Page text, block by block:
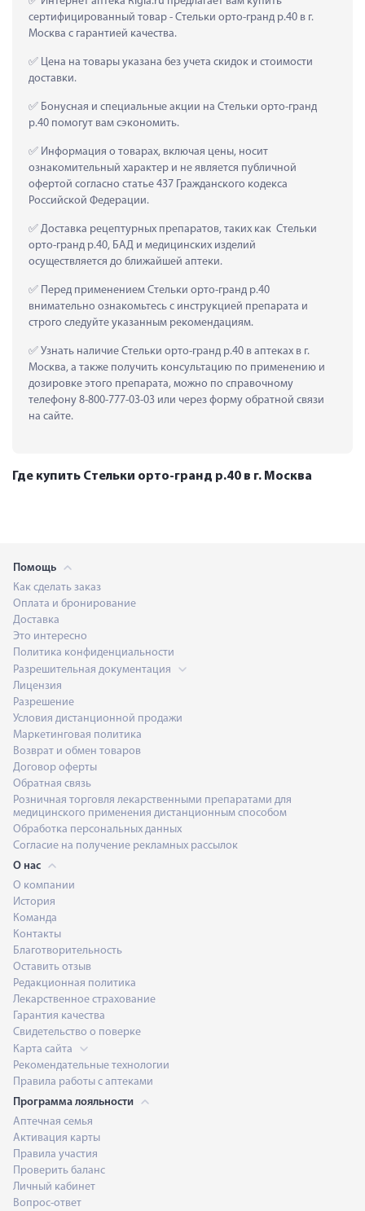
сертифицированный товар - Стельки орто-гранд р.40 в г.
Москва с гарантией качества.
Цена на товары указана без учета скидок и стоимости
доставки.
Бонусная и специальные акции на Стельки орто-гранд
р.40 помогут вам сэкономить.
Информация о товарах, включая цены, носит
ознакомительный характер и не является публичной
офертой согласно статье 437 Гражданского кодекса
Российской Федерации.
Доставка рецептурных препаратов, таких как  Стельки
орто-гранд р.40, БАД и медицинских изделий
осуществляется до ближайшей аптеки.
Перед применением Стельки орто-гранд р.40
внимательно ознакомьтесь с инструкцией препарата и
строго следуйте указанным рекомендациям.
Узнать наличие Стельки орто-гранд р.40 в аптеках в г.
Москва, а также получить консультацию по применению и
дозировке этого препарата, можно по справочному
телефону 8-800-777-03-03 или через форму обратной связи
на сайте.
Где купить Стельки орто-гранд р.40 в г. Москва
Помощь
Как сделать заказ
Оплата и бронирование
Доставка
Это интересно
Политика конфиденциальности
Разрешительная документация
Лицензия
Разрешение
Условия дистанционной продажи
Маркетинговая политика
Возврат и обмен товаров
Договор оферты
Обратная связь
Розничная торговля лекарственными препаратами для
медицинского применения дистанционным способом
Обработка персональных данных
Согласие на получение рекламных рассылок
О нас
О компании
История
Команда
Контакты
Благотворительность
Оставить отзыв
Редакционная политика
Лекарственное страхование
Гарантия качества
Свидетельство о поверке
Карта сайта
Рекомендательные технологии
Правила работы с аптеками
Программа лояльности
Аптечная семья
Активация карты
Правила участия
Проверить баланс
Личный кабинет
Вопрос-ответ